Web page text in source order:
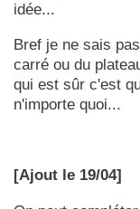
idée...
Bref je ne sais
carré ou du
qui est sûr c'est
n'importe quoi...
[Ajout le 19/04]